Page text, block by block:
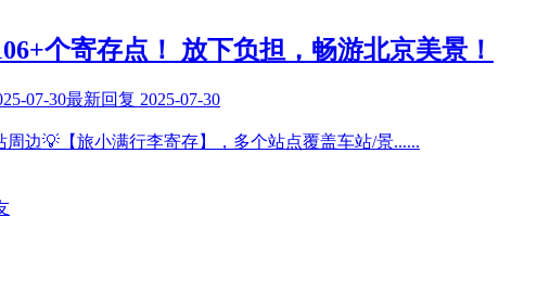
个寄存点！ 放下负担，畅游北京美景！
07-30最新回复 2025-07-30
边💡【旅小满行李寄存】，多个站点覆盖车站/景......